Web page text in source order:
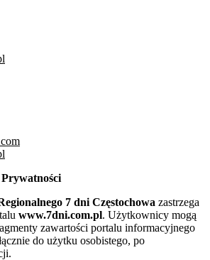
7 dni Częstochowa zastrzega
www.7dni.com.pl. Użytkownicy mogą
zawartości portalu informacyjnego
do użytku osobistego, po